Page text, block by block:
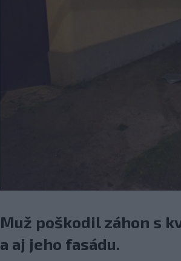
Muž poškodil záhon s
a aj jeho fasádu.